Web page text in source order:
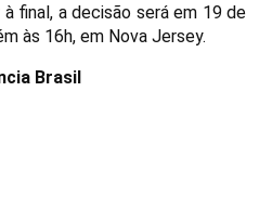
final, a decisão será em 19 de
às 16h, em Nova Jersey.
Brasil